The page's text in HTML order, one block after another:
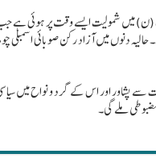
میں شمولیت ایسے وقت پر ہوئی ہے جب
دنوں میں آزاد رکن صوبائی
سے پشاور اور اس کے گرد و نواح میں
ملے گی۔